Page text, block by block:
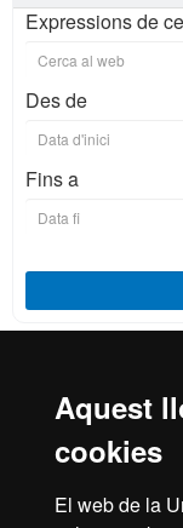
Aquest
cookies
El web de la
Expressions de
Des de
Fins a
Reconeixement